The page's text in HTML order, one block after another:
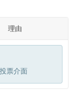
理由
票介面